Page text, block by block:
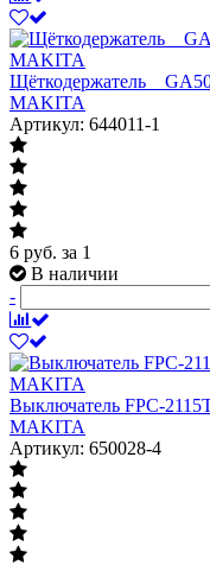
MAKITA
Артикул: 644011-1
6 руб. за 1
В наличии
-
Выключатель FPC-
MAKITA
Артикул: 650028-4